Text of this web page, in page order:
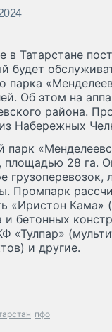
в Татарстане
будет
парка
Об этом на
района.
Набережных
площадью 28 га.
Промпарк
«Иристон
и бетонных
«Тулпар»
и другие.
пфо